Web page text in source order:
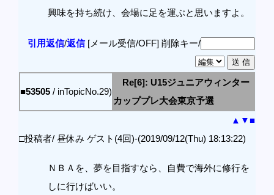
興味を持ち続け、会場に足を運ぶと思いますよ。
引用返信/返信[メール受信/OFF] 削除キー/
■53505 / inTopicNo.29)
Re[6]: U15ジュニアウィンター
カッププレ大会東京予選
▲ ▼■
□投稿者/ 昼休み ゲスト(4回)-(2019/09/12(Thu) 18:13:22)
ＮＢＡを、夢を目指すなら、自費で海外に修行を
しに行けばいい。